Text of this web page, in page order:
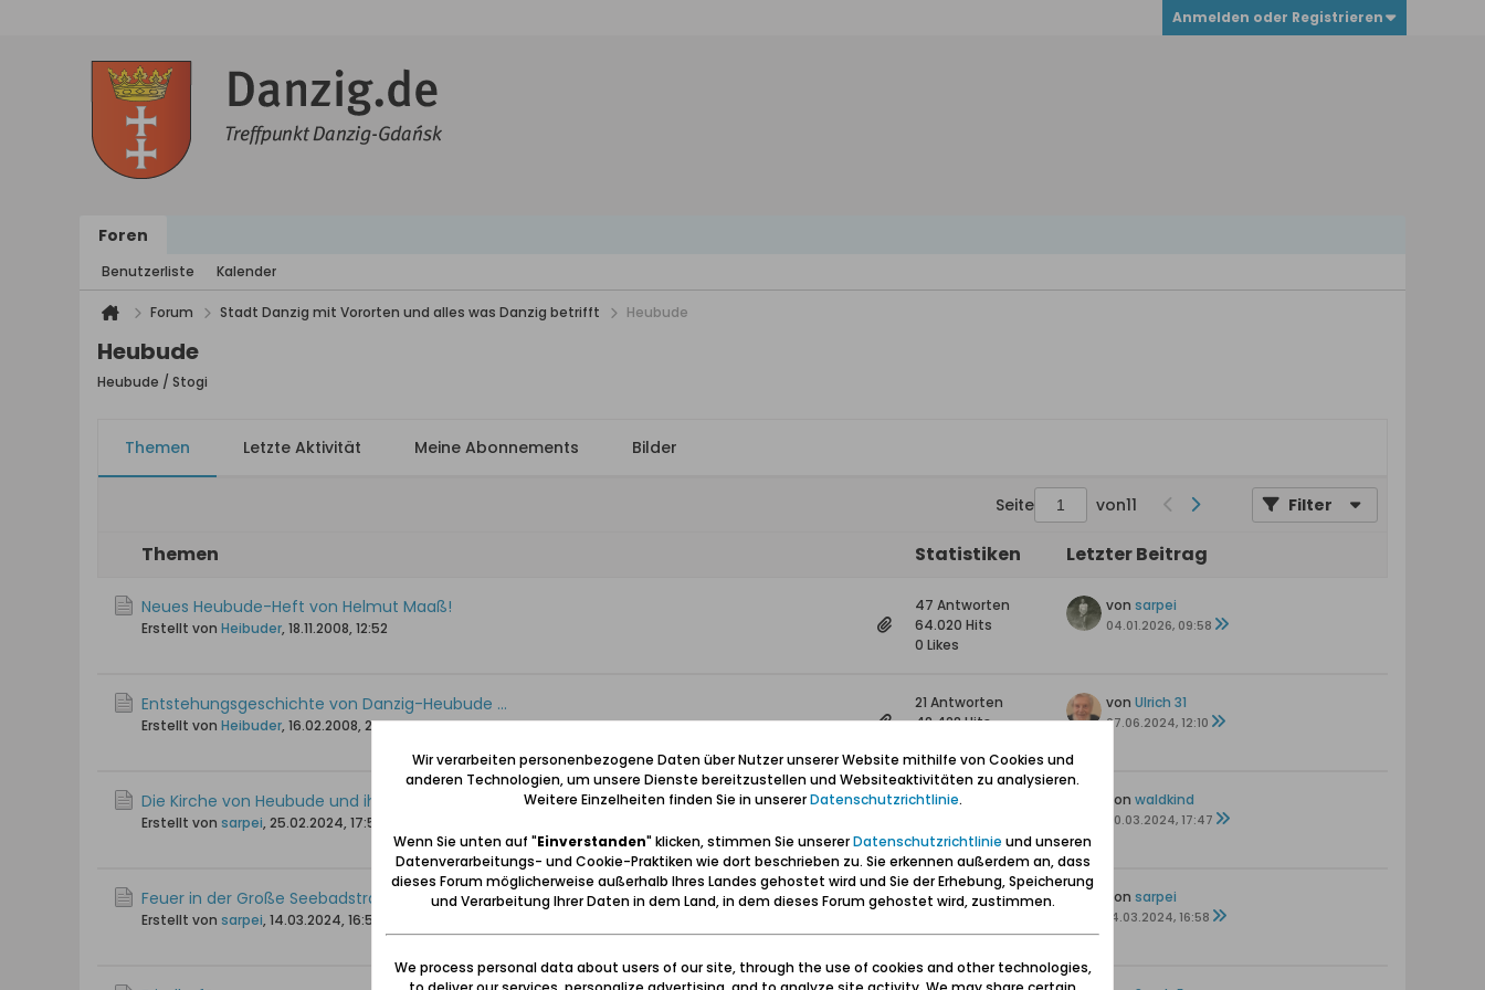
Anmelden oder Registrieren
Foren
Benutzerliste Kalender
Forum Stadt Danzig mit Vororten und alles was Danzig betrifft Heubude
Heubude
Heubude / Stogi
Themen Letzte Aktivität Meine Abonnements Bilder
Seite von11 Filter
Themen Statistiken Letzter Beitrag
Neues Heubude-Heft von Helmut Maaß!
Erstellt von Heibuder, 18.11.2008, 12:52
47 Antworten
64.020 Hits
0 Likes
von sarpei
04.01.2026, 09:58
Entstehungsgeschichte von Danzig-Heubude ...
Erstellt von Heibuder, 16.02.2008, 20:45
21 Antworten
48.428 Hits
von Ulrich 31
07.06.2024, 12:10
Die Kirche von Heubude und ihre Pfarrer
Erstellt von sarpei, 25.02.2024, 17:56
8 Antworten
0 Likes
von waldkind
30.03.2024, 17:47
Feuer in der Große Seebadstraße 16 (09.04.1933)
Erstellt von sarpei, 14.03.2024, 16:58
0 Antworten
0 Likes
von sarpei
14.03.2024, 16:58
Wir verarbeiten personenbezogene Daten über Nutzer unserer Website mithilfe von Cookies und
anderen Technologien, um unsere Dienste bereitzustellen und Websiteaktivitäten zu analysieren.
Weitere Einzelheiten finden Sie in unsererDatenschutzrichtlinie.
Wenn Sie unten auf "Einverstanden" klicken, stimmen Sie unsererDatenschutzrichtlinie und unseren
Datenverarbeitungs- und Cookie-Praktiken wie dort beschrieben zu. Sie erkennen außerdem an, dass
dieses Forum möglicherweise außerhalb Ihres Landes gehostet wird und Sie der Erhebung, Speicherung
und Verarbeitung Ihrer Daten in dem Land, in dem dieses Forum gehostet wird, zustimmen.
We process personal data about users of our site, through the use of cookies and other technologies,